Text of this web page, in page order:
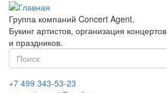
Перейти
основному
содержанию
Группа компаний Concert Agent.
Букинг артистов, организация концертов
и праздников.
Форма
поиска
+7 499 343-53-23